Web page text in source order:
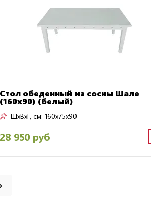
Стол обеденный из сосны Шале
(160х90) (белый)
ШxВxГ, см: 160x75x90
28 950 руб